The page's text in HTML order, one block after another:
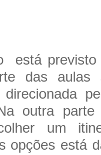
está
das
outra
um
opções está